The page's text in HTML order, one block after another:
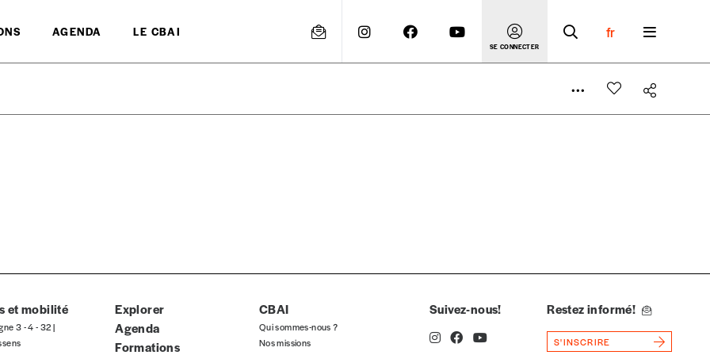
AGENDA LE CBAI
SE CONNECTER
fr
indicatif. De cette manière, vous soutenez le travail de l’équipe de rédaction selon vos moyens et vos motivations.
et mobilité
3 - 4 - 32 |
Explorer
Agenda
Formations
CBAI
Qui sommes-nous ?
Nos missions
Suivez-nous! Restez informé!
S'INSCRIRE